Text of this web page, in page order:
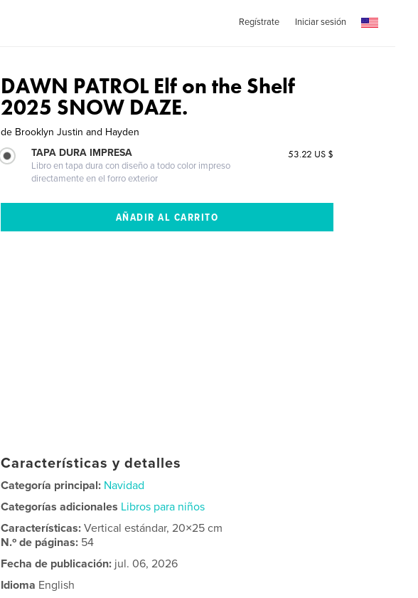
Regístrate Iniciar sesión
DAWN PATROL Elf on the Shelf
2025 SNOW DAZE.
de Brooklyn Justin and Hayden
TAPA DURA IMPRESA
Libro en tapa dura con diseño a todo color impreso
directamente en el forro exterior
53.22 US $
Características y detalles
Categoría principal: Navidad
Categorías adicionales Libros para niños
Características:Vertical estándar, 20×25 cm
N.º de páginas: 54
Fecha de publicación: jul. 06, 2026
Idioma English